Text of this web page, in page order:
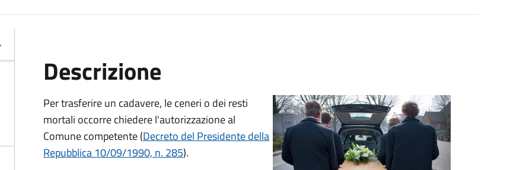
Descrizione
Per trasferire un cadavere, le ceneri o dei resti
mortali occorre chiedere l'autorizzazione al
Comune competente (Decreto del Presidente della
Repubblica 10/09/1990, n. 285).